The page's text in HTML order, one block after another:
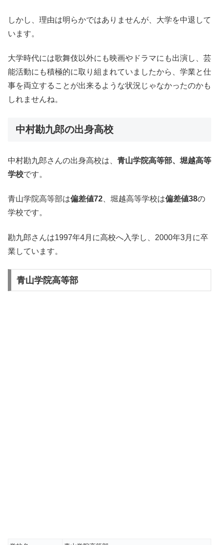
しかし、理由は明らかではありませんが、大学を中退して
います。
大学時代には歌舞伎以外にも映画やドラマにも出演し、芸
能活動にも積極的に取り組まれていましたから、学業と仕
事を両立することが出来るような状況じゃなかったのかも
しれませんね。
中村勘九郎の出身高校
中村勘九郎さんの出身高校は、 青山学院高等部、堀越高等
学校です。
青山学院高等部は偏差値72 、堀越高等学校は偏差値38の
学校です。
勘九郎さんは1997年4月に高校へ入学し、2000年3月に卒
業しています。
青山学院高等部